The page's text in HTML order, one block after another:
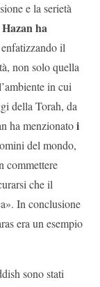
e la serietà
ha
enfatizzando il
non solo quella
in cui
della Torah, da
ha menzionatoi
del mondo,
commettere
che il
In conclusione
era un esempio
sono stati